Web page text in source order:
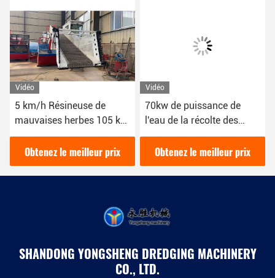
Vidéo
5 km/h Résineuse de
mauvaises herbes 105 kW
Bateau 10 cubic
Obtenez le meilleur prix
Vidéo
70kw de puissance de
l'eau de la récolte des
mauvaises herbes utilisée
pour collecter et nettoyer
la rivière de la récolte des
plantes aquatiques
Obtenez le meilleur prix
SHANDONG YONGSHENG DREDGING MACHINERY
CO., LTD.